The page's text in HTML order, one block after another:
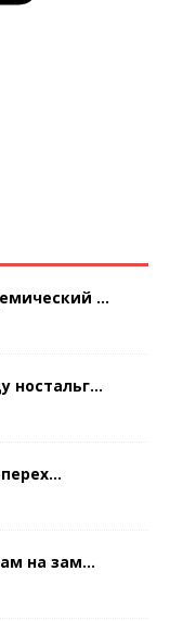
...
ностальг...
на зам...